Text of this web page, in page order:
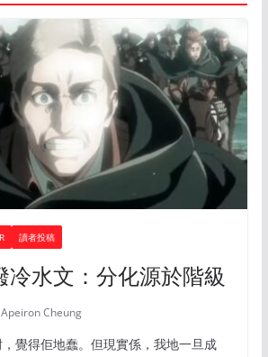
讀者投稿
冷水文：分化源於階級
Apeiron Cheung
覺得佢地蠢。但現實係，我地一旦成